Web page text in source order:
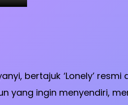
bertajuk ‘Lonely’
yang ingin menyendiri,